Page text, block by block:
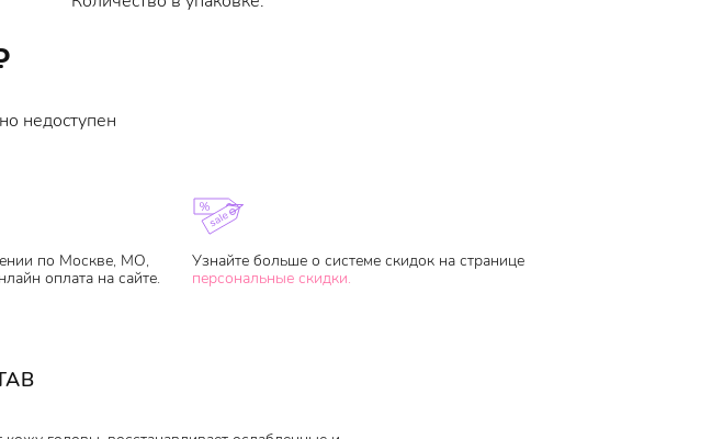
недоступен
по Москве, МО,
оплата на сайте.
Узнайте больше о системе скидок на странице
персональные скидки.